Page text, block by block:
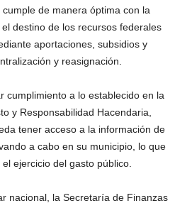
de manera óptima con la
destino de los recursos federales
aportaciones, subsidios y
y reasignación.
cumplimiento a lo establecido en la
y Responsabilidad Hacendaria,
tener acceso a la información de
a cabo en su municipio, lo que
ejercicio del gasto público.
nacional, la Secretaría de Finanzas